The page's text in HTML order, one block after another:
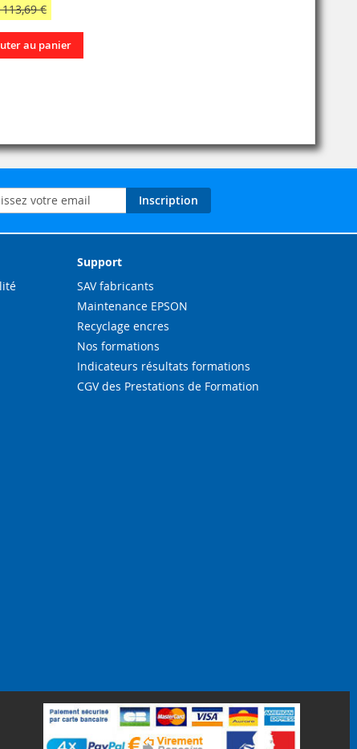
113,69 €
au panier
Inscription
Support
SAV fabricants
Maintenance EPSON
Recyclage encres
Nos formations
Indicateurs résultats formations
CGV des Prestations de Formation